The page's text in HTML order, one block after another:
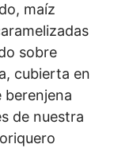
maíz
sobre
cubierta en
berenjena
de nuestra